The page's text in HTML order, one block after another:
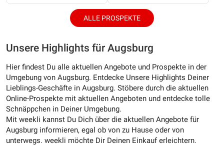
ALLE PROSPEKTE
Unsere Highlights für Augsburg
Hier findest Du alle aktuellen Angebote und Prospekte in der
Umgebung von Augsburg. Entdecke Unsere Highlights Deiner
Lieblings-Geschäfte in Augsburg. Stöbere durch die aktuellen
Online-Prospekte mit aktuellen Angeboten und entdecke tolle
Schnäppchen in Deiner Umgebung.
Mit weekli kannst Du Dich über die aktuellen Angebote für
Augsburg informieren, egal ob von zu Hause oder von
unterwegs. weekli möchte Dir Deinen Einkauf erleichtern.